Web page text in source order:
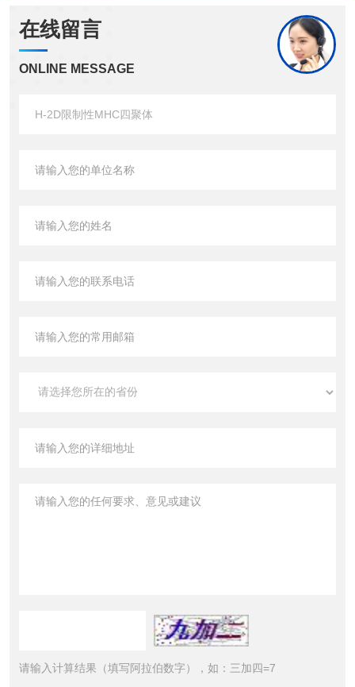
在线留言
ONLINE MESSAGE
请输入计算结果（填写阿拉伯数字），如：三加四=7